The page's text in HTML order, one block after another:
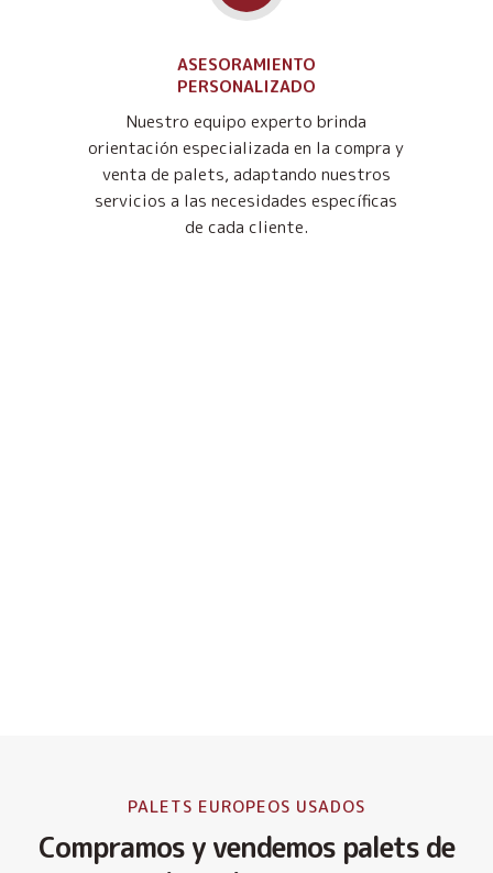
ASESORAMIENTO
PERSONALIZADO
Nuestro equipo experto brinda
orientación especializada en la compra y
venta de palets, adaptando nuestros
servicios a las necesidades específicas
de cada cliente.
PALETS EUROPEOS USADOS
Compramos y vendemos palets de